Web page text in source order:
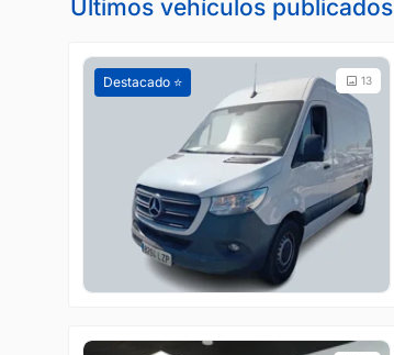
Últimos vehículos publicados
Destacado ⭐️ 13